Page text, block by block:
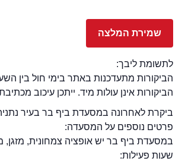
לתשומת ליבך:
הביקורות מתעדכנות באתר בימי חול בין השעות 08:30 -
הביקורות אינן עולות מיד. ייתכן עיכוב
ביקרת לאחרונה במסעדת ביף בר בעיר
פרטים נוספים על המסעדה:
במסעדת ביף בר יש אופציה צמחונית, מזגן,
שעות פעילות: